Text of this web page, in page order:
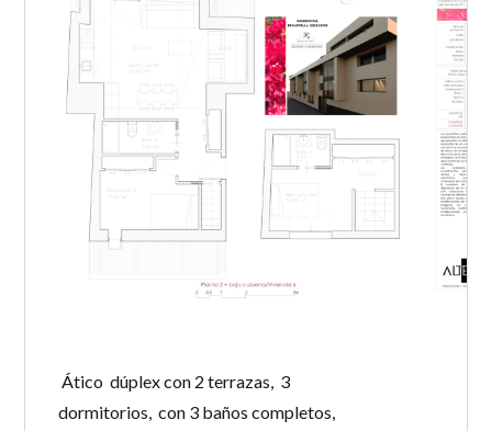
Password
INICIAR SESIÓN
Lost your password?
Ático dúplex con 2 terrazas, 3
dormitorios, con 3 baños completos,